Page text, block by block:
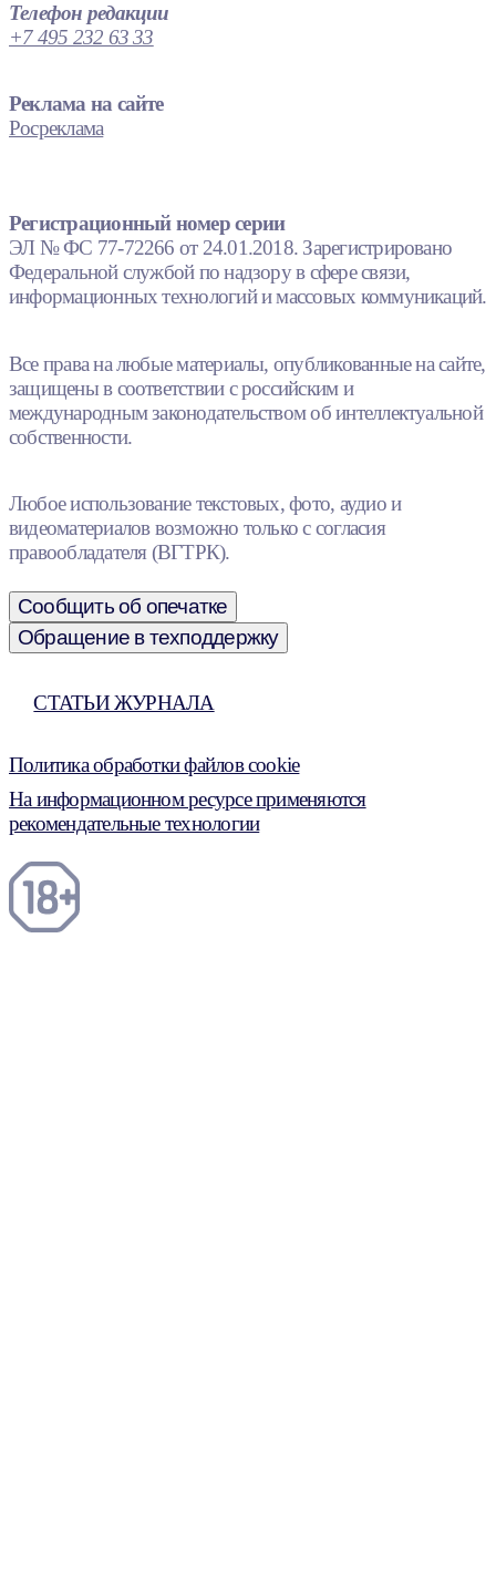
Телефон редакции
+7 495 232 63 33
Реклама на сайте
Росреклама
Регистрационный номер серии
ЭЛ № ФС 77-72266 от 24.01.2018. Зарегистрировано
Федеральной службой по надзору в сфере связи,
информационных технологий и массовых коммуникаций.
Все права на любые материалы, опубликованные на сайте,
защищены в соответствии с российским и
международным законодательством об интеллектуальной
собственности.
Любое использование текстовых, фото, аудио и
видеоматериалов возможно только с согласия
правообладателя (ВГТРК).
Сообщить об опечатке
Обращение в техподдержку
СТАТЬИ ЖУРНАЛА
Политика обработки файлов cookie
На информационном ресурсе применяются
рекомендательные технологии